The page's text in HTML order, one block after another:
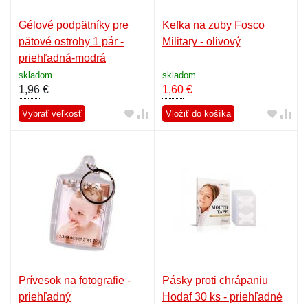
Gélové podpätníky pre
pätové ostrohy 1 pár -
priehľadná-modrá
skladom
1,96 €
Vybrať veľkosť
Kefka na zuby Fosco
Military - olivový
skladom
1,60€
Vložiť do košíka
Prívesok na fotografie -
priehľadný
Pásky proti chrápaniu
Hodaf 30 ks - priehľadné